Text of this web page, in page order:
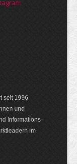
seit 1996
und
Informations­
im